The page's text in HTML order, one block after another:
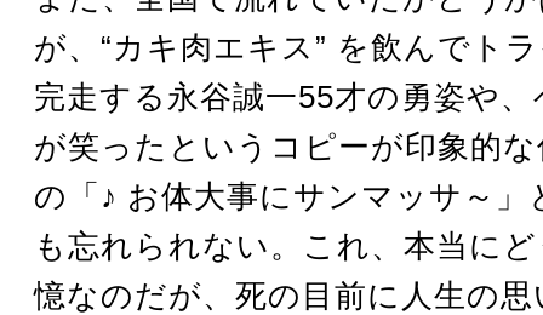
が、“カキ肉エキス” を飲んでト
完走する永谷誠一55才の勇姿や
が笑ったというコピーが印象的
の「♪ お体大事にサンマッサ～」
も忘れられない。これ、本当に
憶なのだが、死の目前に人生の